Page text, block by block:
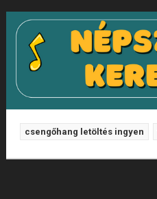
csengőhang letöltés ingyen